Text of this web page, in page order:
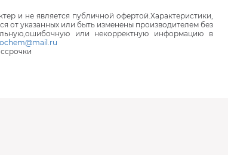
и не является публичной офертой.Характеристики,
от указанных или быть изменены производителем без
или некорректную информацию в